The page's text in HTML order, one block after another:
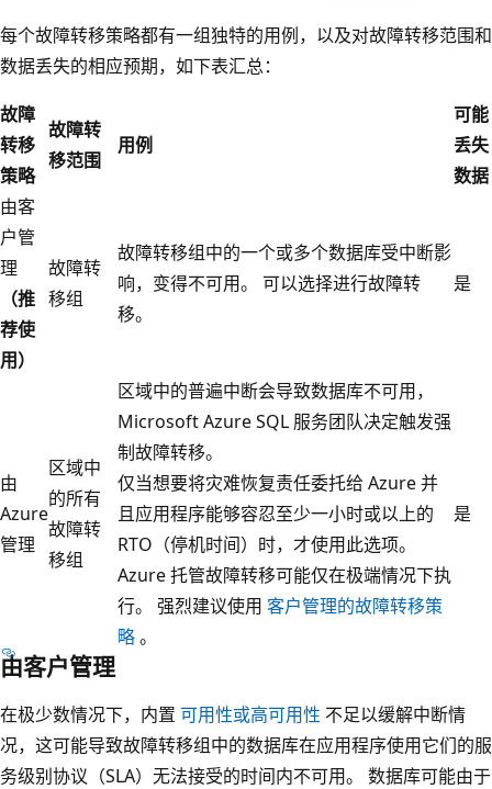
每个故障转移策略都有一组独特的用例，以及对故障转移范围和
数据丢失的相应预期，如下表汇总：
故障
转移
策略
故障转
移范围
用例
可能
丢失
数据
由客
户管
理
（推
荐使
用）
故障转
移组
故障转移组中的一个或多个数据库受中断影
响，变得不可用。 可以选择进行故障转
移。
是
由
Azure
管理
区域中
的所有
故障转
移组
区域中的普遍中断会导致数据库不可用，
Microsoft Azure SQL 服务团队决定触发强
制故障转移。
仅当想要将灾难恢复责任委托给 Azure 并
且应用程序能够容忍至少一小时或以上的
RTO（停机时间）时，才使用此选项。
Azure 托管故障转移可能仅在极端情况下执
行。 强烈建议使用 客户管理的故障转移策
略。
是
由客户管理
在极少数情况下，内置 可用性或高可用性 不足以缓解中断情
况，这可能导致故障转移组中的数据库在应用程序使用它们的服
务级别协议（SLA）无法接受的时间内不可用。 数据库可能由于